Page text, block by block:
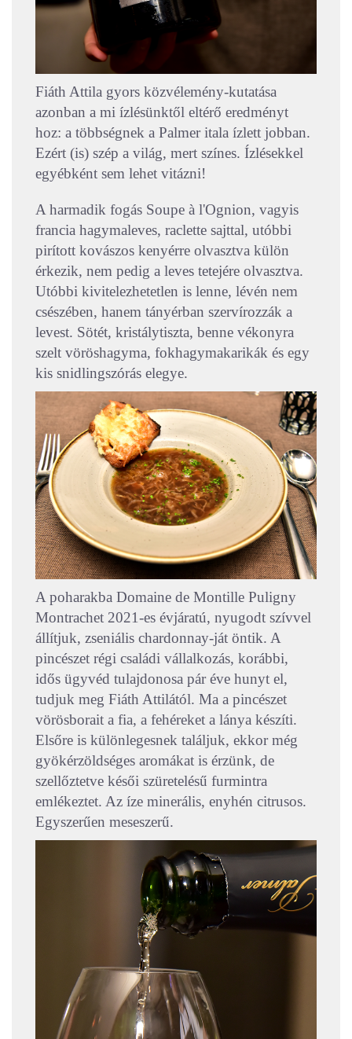
Fiáth Attila gyors közvélemény-kutatása
azonban a mi ízlésünktől eltérő eredményt
hoz: a többségnek a Palmer itala ízlett jobban.
Ezért (is) szép a világ, mert színes. Ízlésekkel
egyébként sem lehet vitázni!
A harmadik fogás Soupe à l'Ognion, vagyis
francia hagymaleves, raclette sajttal, utóbbi
pirított kovászos kenyérre olvasztva külön
érkezik, nem pedig a leves tetejére olvasztva.
Utóbbi kivitelezhetetlen is lenne, lévén nem
csészében, hanem tányérban szervírozzák a
levest. Sötét, kristálytiszta, benne vékonyra
szelt vöröshagyma, fokhagymakarikák és egy
kis snidlingszórás elegye.
A poharakba Domaine de Montille Puligny
Montrachet 2021-es évjáratú, nyugodt szívvel
állítjuk, zseniális chardonnay-ját öntik. A
pincészet régi családi vállalkozás, korábbi,
idős ügyvéd tulajdonosa pár éve hunyt el,
tudjuk meg Fiáth Attilától. Ma a pincészet
vörösborait a fia, a fehéreket a lánya készíti.
Elsőre is különlegesnek találjuk, ekkor még
gyökérzöldséges aromákat is érzünk, de
szellőztetve késői szüretelésű furmintra
emlékeztet. Az íze minerális, enyhén citrusos.
Egyszerűen meseszerű.